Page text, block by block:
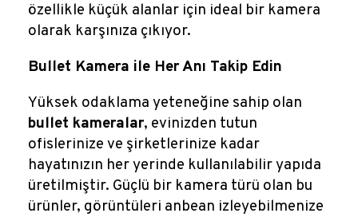
özellikle küçük alanlar için ideal bir kamera
olarak karşınıza çıkıyor.
Bullet Kamera ile Her Anı Takip Edin
Yüksek odaklama yeteneğine sahip olan
bullet kameralar, evinizden tutun
ofislerinize ve şirketlerinize kadar
hayatınızın her yerinde kullanılabilir yapıda
üretilmiştir. Güçlü bir kamera türü olan bu
ürünler, görüntüleri anbean izleyebilmenize